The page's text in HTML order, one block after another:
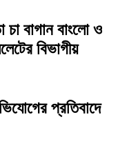
চা বাগান বাংলো ও
বিভাগীয়
প্রতিবাদে